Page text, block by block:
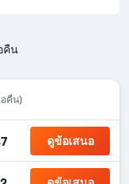
คืน
คืน)
ดูข้อเสนอ